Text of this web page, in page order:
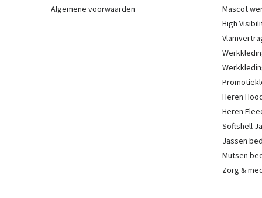
Algemene voorwaarden
Mascot
High
Heren
Heren
Softshell
Jassen
Mutsen
Zorg &